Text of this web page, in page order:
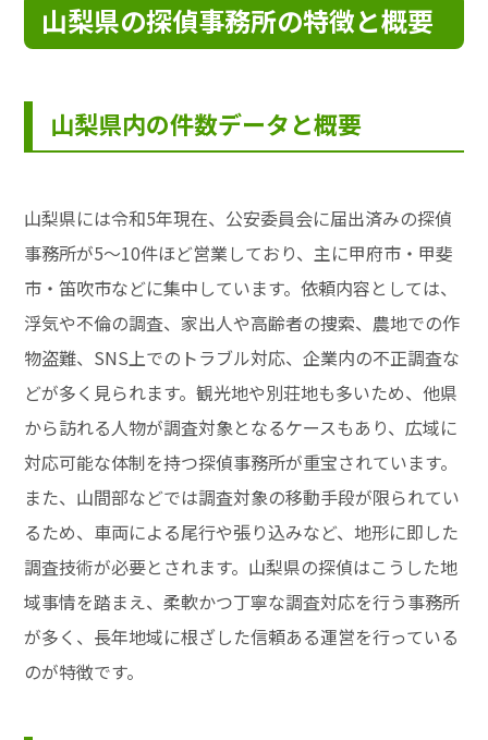
山梨県の探偵事務所の特徴と概要
山梨県内の件数データと概要
山梨県には令和5年現在、公安委員会に届出済みの探偵
事務所が5～10件ほど営業しており、主に甲府市・甲斐
市・笛吹市などに集中しています。依頼内容としては、
浮気や不倫の調査、家出人や高齢者の捜索、農地での作
物盗難、SNS上でのトラブル対応、企業内の不正調査な
どが多く見られます。観光地や別荘地も多いため、他県
から訪れる人物が調査対象となるケースもあり、広域に
対応可能な体制を持つ探偵事務所が重宝されています。
また、山間部などでは調査対象の移動手段が限られてい
るため、車両による尾行や張り込みなど、地形に即した
調査技術が必要とされます。山梨県の探偵はこうした地
域事情を踏まえ、柔軟かつ丁寧な調査対応を行う事務所
が多く、長年地域に根ざした信頼ある運営を行っている
のが特徴です。